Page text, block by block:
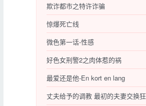
欺诈都市之特许诈骗
惊爆死亡线
微色第一话-性感
好色女刑警2之肉体惹的祸
最爱还是他-En kort en lang
丈夫给予的调教 最初的夫妻交换